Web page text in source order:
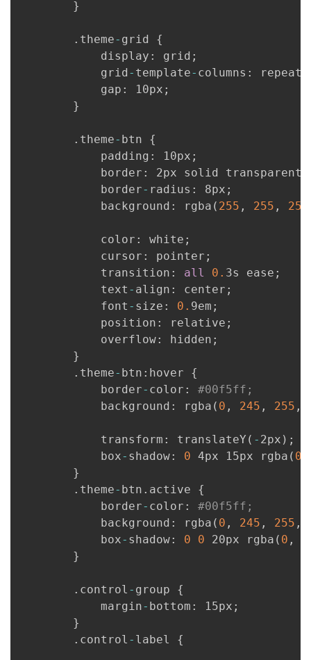
}
. theme- grid {
            display
: grid ;
            grid
- template- columns : repeat
            gap
: 10px ;
}
. theme- btn {
            padding
: 10px ;
            border
: 2px solid transparent
            border
- radius : 8px ;
            background
: rgba ( 255 , 255 , 255
            color
: white ;
            cursor
: pointer ;
            transition
: all 0. 3s ease ;
            text
- align : center ;
            font
- size : 0. 9em ;
            position
: relative ;
            overflow
: hidden ;
}
. theme- btn : hover {
            border
- color :
#00f5ff;
            background
: rgba ( 0 , 245 , 255 ,
            transform
: translateY ( - 2px ) ;
            box
- shadow: 0 4px 15px rgba ( 0
}
. theme- btn . active {
            border
- color :
#00f5ff;
            background
: rgba ( 0 , 245 , 255 ,
            box
- shadow: 0 0 20px rgba ( 0 ,
}
. control - group {
            margin
- bottom : 15px ;
}
. control - label {